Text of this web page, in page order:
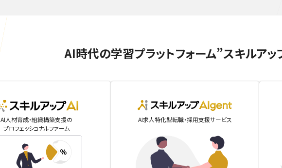
AI時代の学習プラットフォーム”スキルアッ
skillupai
AI人材育成・組織構築支援の
プロフェッショナルファーム
AI求人特化型転職・採用支援サービス